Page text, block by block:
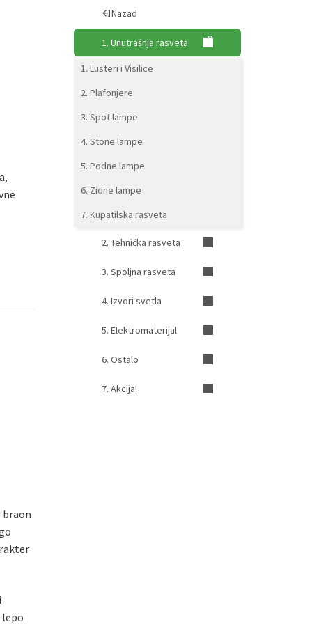
braon
lepo
Nazad
1. Unutrašnja rasveta
1. Lusteri i Visilice
2. Plafonjere
3. Spot lampe
4. Stone lampe
5. Podne lampe
6. Zidne lampe
7. Kupatilska rasveta
2. Tehnička rasveta
3. Spoljna rasveta
4. Izvori svetla
5. Elektromaterijal
6. Ostalo
7. Akcija!